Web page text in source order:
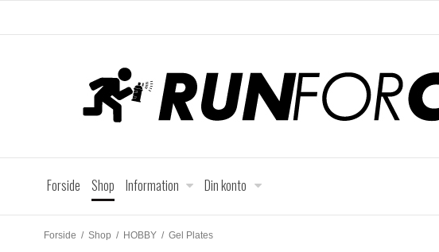
Forside Shop Information Din konto
Forside / Shop / HOBBY / Gel Plates